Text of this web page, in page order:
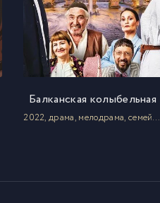
Балканская колыбельная
2022, драма, мелодрама, семейный